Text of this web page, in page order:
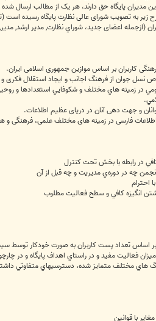
مدیران پایگاه حق دارند، هر یک از مطالب ارسال
(ازجمله اعضای جدید، شوراي نظارت, مدير ارشد,